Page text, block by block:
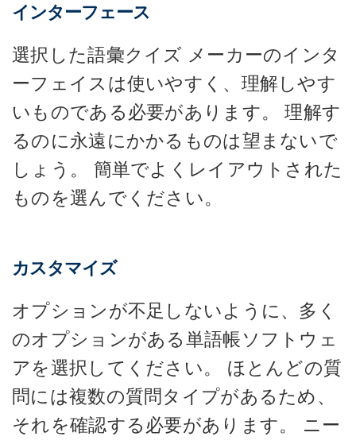
インターフェース
選択した語彙クイズ メーカーのインタ
ーフェイスは使いやすく、理解しやす
いものである必要があります。 理解す
るのに永遠にかかるものは望まないで
しょう。 簡単でよくレイアウトされた
ものを選んでください。
カスタマイズ
オプションが不足しないように、多く
のオプションがある単語帳ソフトウェ
アを選択してください。 ほとんどの質
問には複数の質問タイプがあるため、
それを確認する必要があります。 ニー